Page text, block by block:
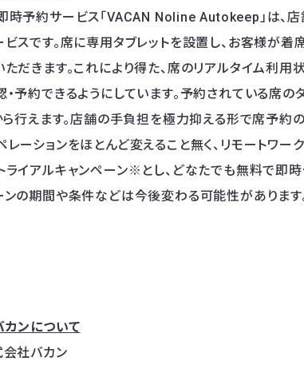
時予約サービス「VACAN Noline Autokeep」は、
スです。席に専用タブレットを設置し、お客様が
だきます。これにより得た、席のリアルタイム利
予約できるようにしています。予約されている席の
ら行えます。店舗の手負担を極力抑える形で席予約
ーションをほとんど変えること無く、リモートワー
ライアルキャンペーン※とし、どなたでも無料で即時
の期間や条件などは今後変わる可能性があります
ンについて
会社バカン